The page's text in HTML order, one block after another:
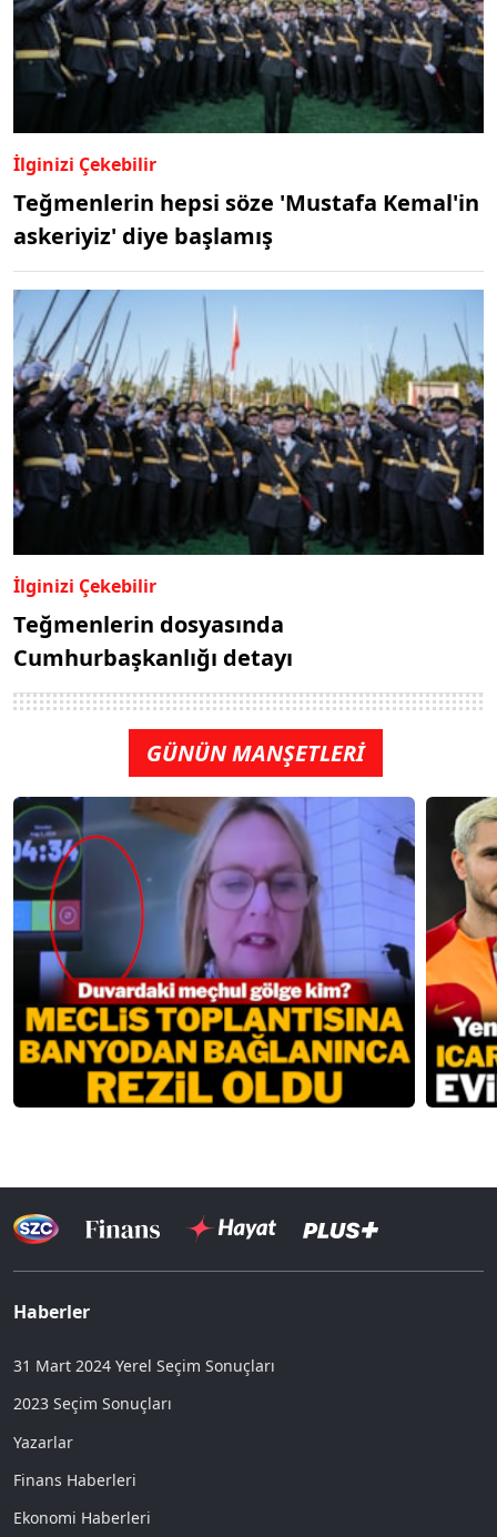
İlginizi Çekebilir
Teğmenlerin hepsi söze 'Mustafa Kemal'in
askeriyiz' diye başlamış
İlginizi Çekebilir
Teğmenlerin dosyasında
Cumhurbaşkanlığı detayı
GÜNÜN MANŞETLERİ
Haberler
31 Mart 2024 Yerel Seçim Sonuçları
2023 Seçim Sonuçları
Yazarlar
Finans Haberleri
Ekonomi Haberleri